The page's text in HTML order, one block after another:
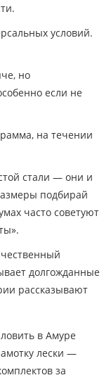
условий.
но
если не
на течении
стали — они и
подбирай
часто советуют
долгожданные
рассказывают
в Амуре
лески —
за